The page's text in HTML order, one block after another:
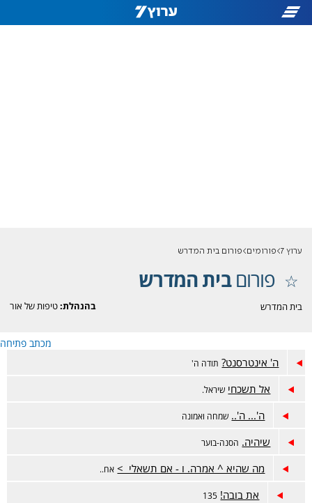
ערוץ 7 פורומים פורום בית המדרש
פורוםבית המדרש
בהנהלת:טיפות של אור בית המדרש
מכתב פתיחה
ה' אינטרסנט? תודה ה'
אל תשכחי שיראל.
ה'... ה'.. שמחה ואמונה
שיהיה. הסנה-בוער
מה שהיא ^ אמרה. ו - אם תשאלי > אח..
את בובה! 135